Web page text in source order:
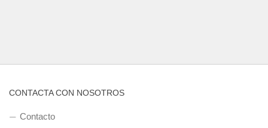
CONTACTA CON NOSOTROS
Contacto